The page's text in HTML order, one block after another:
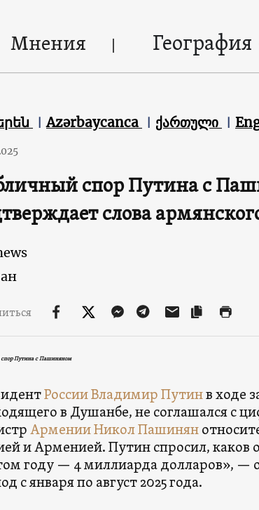
Мнения География
Azərbaycanca ქართული
спор Путина с
слова
Путина с Пашиняном
РоссииВладимир Путинв ходе
в Душанбе, не соглашался с
АрменииНикол Пашинян
и Арменией. Путин спросил, каков
году — 4 миллиарда долларов», —
с января по август 2025 года.